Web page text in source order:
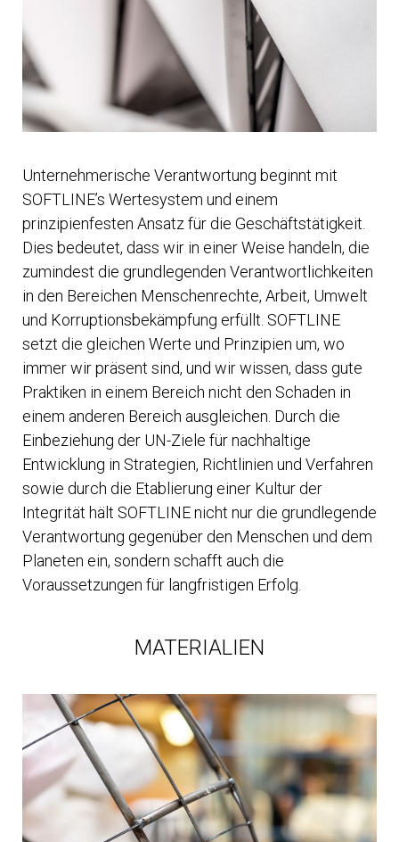
Unternehmerische Verantwortung beginnt mit
SOFTLINE’s Wertesystem und einem
prinzipienfesten Ansatz für die Geschäftstätigkeit.
Dies bedeutet, dass wir in einer Weise handeln, die
zumindest die grundlegenden Verantwortlichkeiten
in den Bereichen Menschenrechte, Arbeit, Umwelt
und Korruptionsbekämpfung erfüllt. SOFTLINE
setzt die gleichen Werte und Prinzipien um, wo
immer wir präsent sind, und wir wissen, dass gute
Praktiken in einem Bereich nicht den Schaden in
einem anderen Bereich ausgleichen. Durch die
Einbeziehung der UN-Ziele für nachhaltige
Entwicklung in Strategien, Richtlinien und Verfahren
sowie durch die Etablierung einer Kultur der
Integrität hält SOFTLINE nicht nur die grundlegende
Verantwortung gegenüber den Menschen und dem
Planeten ein, sondern schafft auch die
Voraussetzungen für langfristigen Erfolg.
MATERIALIEN